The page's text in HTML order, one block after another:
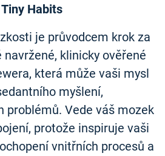
Habits
je průvodcem krok za
klinicky ověřené
která může vaši mysl
myšlení,
problémů. Vede váš mozek
protože inspiruje vaši
vnitřních procesů a